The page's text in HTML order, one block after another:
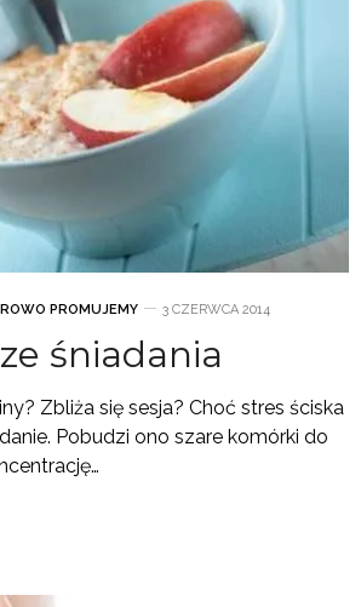
PROMUJEMY 3 CZERWCA 2014
śniadania
Zbliża się sesja? Choć stres ściska
Pobudzi ono szare komórki do